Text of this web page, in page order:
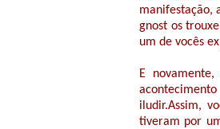
manifestação,
gnost os
um de vocês
E
iludir.Assim,
tiveram por